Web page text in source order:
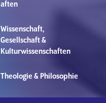
aften
Wissenschaft,
Gesellschaft &
Kulturwissenschaften
Theologie & Philosophie